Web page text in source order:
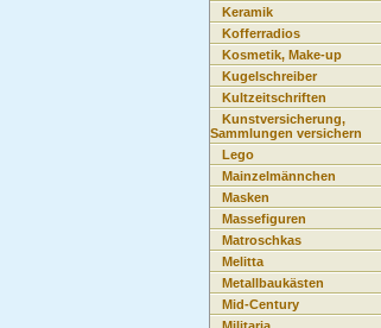
Keramik
Kofferradios
Kosmetik, Make-up
Kugelschreiber
Kultzeitschriften
Kunstversicherung,
Sammlungen versichern
Lego
Mainzelmännchen
Masken
Massefiguren
Matroschkas
Melitta
Metallbaukästen
Mid-Century